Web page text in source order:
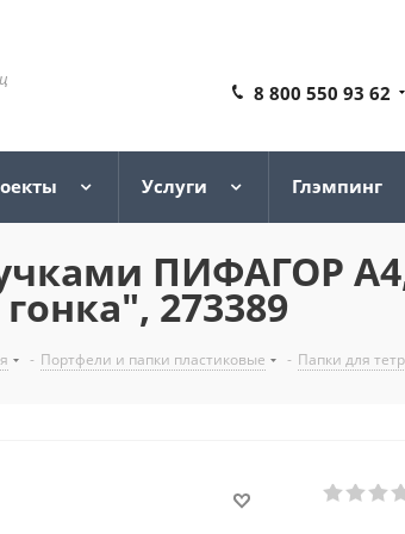
8 800 550 93 62
Услуги Глэмпинг
ПИФАГОР
273389
- Портфели и папки пластиковые - Папки для